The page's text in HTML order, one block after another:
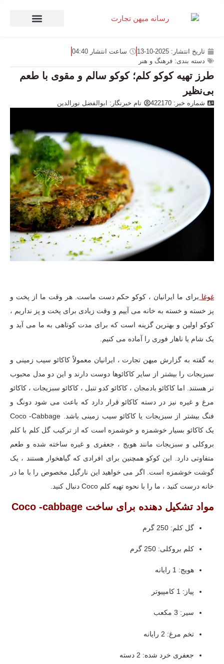
تاریخ انتشار: 2025-10-13 ساعت انتشار 04:40
دسته بندی: فرهنگ و هنر
طرز تهیه کوکو کلم؛ کوکو سالم و مقوی با طعم
بی‌نظیر
شماره خبر: 422170 نام خبرنگار: ابوالفضل نورالدین
غوغا برای ما ایرانیان ، کوکو حکم دست ماست. هر وقت ما از پخت و
پز خسته و خسته به خانه می آییم و وقت زیادی برای پخت و پز نداریم ،
کوکو اولین و بهترین گزینه است که برای مدت کوتاهی به ما می آید و
یک شام یا ناهار فوری را آماده می کنیم.
به گفته به گزارش میهن تجارت ، ایرانیان معمولاً کاکائو سیب زمینی و
سبزیجات را بیشتر از سایر کاکائوها دوست دارند و این دو مدل محبوب
تر هستند. اما کاکائو بادمجان ، کاکائو کدو تنبل ، کاکائو سبزیجات ، کاکائو
مرغ و غیره نیز در دسته کاکائو قرار دارد که باعث می شود دونگ و
فنگ بیشتر از سبزیجات یا کاکائو سیب زمینی باشد. Coco -Cabbage
یک کاکائو بسیار خوشمزه و خوشمزه است که از ترکیب گل کلم با کلم
بروکلی و سبزیجات مانند هویج ، جعفری و غیره ساخته شده و طعم
متفاوتی دارد. این کوکو همچنین برای افرادی که گیاهخوار هستند ، یک
گوشت خوشمزه است. اگر می خواهید این نارگیل مخصوص را با ما در
خانه درست کنید ، ما را با نحوه تهیه کلم Coco دنبال کنید.
مواد تشکیل دهنده برای ساخت Coco -cabbage
گل کلم: 250 گرم
کلم بروکلی: 250 گرم
هویج: 1 رایانه
پیاز: 1 کامپیوتر
سیر: 3 مکعب
تخم مرغ: 2 رایانه
جعفری خرد شده: 2 دسته